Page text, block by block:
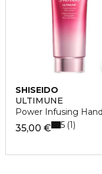
SHISEIDO
ULTIMUNE
Power Infusing
35,00 € 5 1